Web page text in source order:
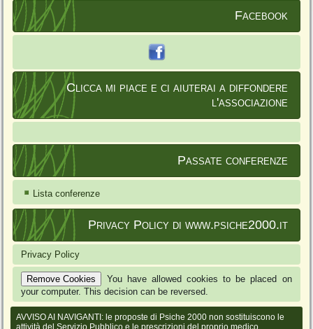
Facebook
Clicca mi piace e ci aiuterai a diffondere
l'associazione
Passate conferenze
Lista conferenze
Privacy Policy di www.psiche2000.it
Privacy Policy
Remove Cookies
You have allowed cookies to be placed on
your computer. This decision can be reversed.
AVVISO AI NAVIGANTI: le proposte di Psiche 2000 non sostituiscono le
attività del Servizio Pubblico e le prescrizioni del proprio medico.